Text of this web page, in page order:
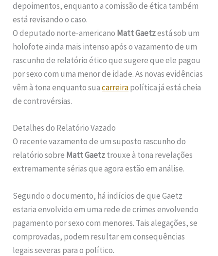
depoimentos, enquanto a comissão de ética também
está revisando o caso.
O deputado norte-americano Matt Gaetzestá sob um
holofote ainda mais intenso após o vazamento de um
rascunho de relatório ético que sugere que ele pagou
por sexo com uma menor de idade. As novas evidências
vêm à tona enquanto suacarreirapolítica já está cheia
de controvérsias.
Detalhes do Relatório Vazado
O recente vazamento de um suposto rascunho do
relatório sobre Matt Gaetztrouxe à tona revelações
extremamente sérias que agora estão em análise.
Segundo o documento, há indícios de que Gaetz
estaria envolvido em uma rede de crimes envolvendo
pagamento por sexo com menores. Tais alegações, se
comprovadas, podem resultar em consequências
legais severas para o político.